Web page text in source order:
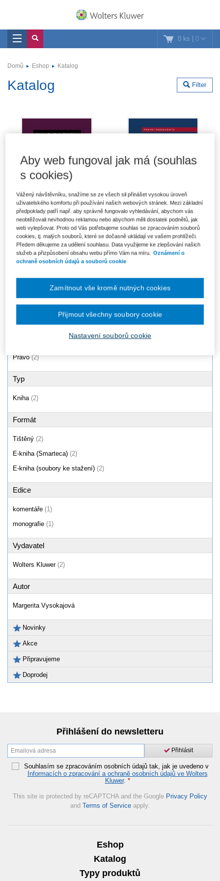
0 ks | 0
Domů Eshop Katalog
Filter
Katalog
Zákoník práce (262/2006 Sb.).
Komentář - 8. vydání
Od 1 908 Kč
Náhrada újmy vzniklé
pracovním úrazem či nemocí z
povolání
Od 672 Kč
Produkty
Právo (2)
Typ
Kniha (2)
Formát
Tištěný (2)
E-kniha (Smarteca) (2)
E-kniha (soubory ke stažení) (2)
Edice
komentáře (1)
monografie (1)
Vydavatel
Wolters Kluwer (2)
Autor
Margerita Vysokajová
Novinky
Akce
Připravujeme
Doprodej
Přihlášení do newsletteru
Přihlásit
Souhlasím se zpracováním osobních údajů tak, jak je uvedeno v
Informacích o zpracování a ochraně osobních údajů ve Wolters
Kluwer. *
This site is protected by reCAPTCHA and the Google Privacy Policy
and Terms of Service apply.
Eshop
Katalog
Typy produktů
Aby web fungoval jak má (souhlas
s cookies)
Vážený návštěvníku, snažíme se ze všech sil přinášet vysokou úroveň
uživatelského komfortu při používání našich webových stránek. Mezi základní
předpoklady patří např. aby správně fungovalo vyhledávání, abychom vás
neobtěžovali nevhodnou reklamou nebo abychom měli dostatek podnětů, jak
web vylepšovat. Proto od Vás potřebujeme souhlas se zpracováním souborů
cookies, tj. malých souborů, které se dočasně ukládají ve vašem prohlížeči.
Předem děkujeme za udělení souhlasu. Data využijeme ke zlepšování našich
služeb a přizpůsobení obsahu webu přímo Vám na míru.
Oznámení o
ochraně osobních údajů a souborů cookie
Nastavení souborů cookie
Zamítnout vše kromě nutných cookies
Přijmout všechny soubory cookie